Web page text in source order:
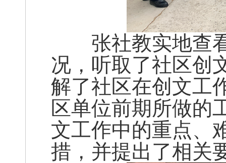
张社教实地查看
况，听取了社区创
解了社区在创文工
区单位前期所做的
文工作中的重点、
措，并提出了相关